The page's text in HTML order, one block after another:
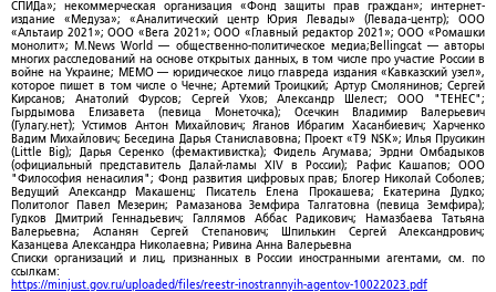
СПИДа»; некоммерческая организация «Фонд защиты прав граждан»; интернет-
издание «Медуза»; «Аналитический центр Юрия Левады» (Левада-центр); ООО
«Альтаир 2021»; ООО «Вега 2021»; ООО «Главный редактор 2021»; ООО «Ромашки
монолит»; M.News World — общественно-политическое медиа;Bellingcat — авторы
многих расследований на основе открытых данных, в том числе про участие России в
войне на Украине; МЕМО — юридическое лицо главреда издания «Кавказский узел»,
которое пишет в том числе о Чечне; Артемий Троицкий; Артур Смолянинов; Сергей
Кирсанов; Анатолий Фурсов; Сергей Ухов; Александр Шелест; ООО "ТЕНЕС";
Гырдымова Елизавета (певица Монеточка); Осечкин Владимир Валерьевич
(Гулагу.нет); Устимов Антон Михайлович; Яганов Ибрагим Хасанбиевич; Харченко
Вадим Михайлович; Беседина Дарья Станиславовна; Проект «T9 NSK»; Илья Прусикин
(Little Big); Дарья Серенко (фемактивистка); Фидель Агумава; Эрдни Омбадыков
(официальный представитель Далай-ламы XIV в России); Рафис Кашапов; ООО
"Философия ненасилия"; Фонд развития цифровых прав; Блогер Николай Соболев;
Ведущий Александр Макашенц; Писатель Елена Прокашева; Екатерина Дудко;
Политолог Павел Мезерин; Рамазанова Земфира Талгатовна (певица Земфира);
Гудков Дмитрий Геннадьевич; Галлямов Аббас Радикович; Намазбаева Татьяна
Валерьевна; Асланян Сергей Степанович; Шпилькин Сергей Александрович;
Казанцева Александра Николаевна; Ривина Анна Валерьевна
Списки организаций и лиц, признанных в России иностранными агентами, см. по
ссылкам:
https://minjust.gov.ru/uploaded/files/reestr-inostrannyih-agentov-10022023.pdf